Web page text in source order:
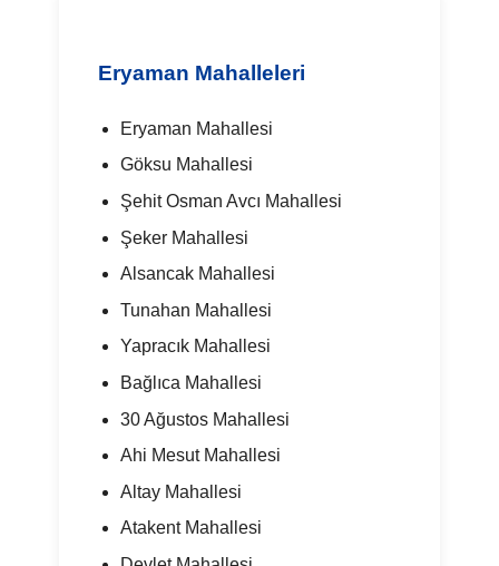
Eryaman Mahalleleri
Eryaman Mahallesi
Göksu Mahallesi
Şehit Osman Avcı Mahallesi
Şeker Mahallesi
Alsancak Mahallesi
Tunahan Mahallesi
Yapracık Mahallesi
Bağlıca Mahallesi
30 Ağustos Mahallesi
Ahi Mesut Mahallesi
Altay Mahallesi
Atakent Mahallesi